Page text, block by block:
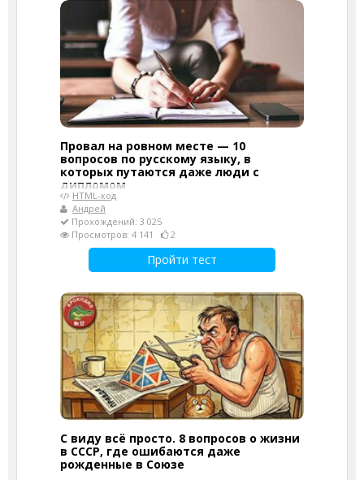
Провал на ровном месте — 10
вопросов по русскому языку, в
которых путаются даже люди с
дипломом
HTML-код
Андрей
Прохождений: 3 025
Просмотров: 4 141
2
Пройти тест
С виду всё просто. 8 вопросов о жизни
в СССР, где ошибаются даже
рожденные в Союзе